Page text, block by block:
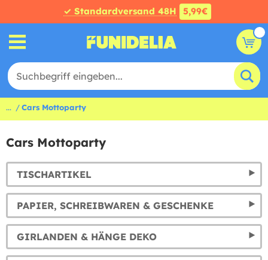
✓ Standardversand 48H 5,99€
... Cars Mottoparty
Cars Mottoparty
TISCHARTIKEL
PAPIER, SCHREIBWAREN & GESCHENKE
GIRLANDEN & HÄNGE DEKO